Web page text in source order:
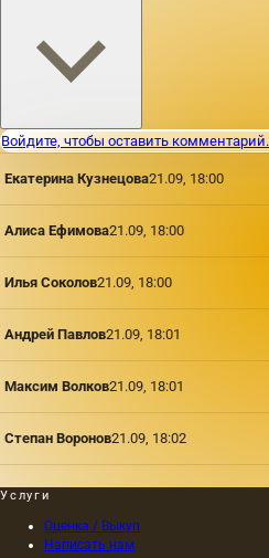
Войдите, чтобы оставить комментарий.
Екатерина Кузнецова21.09, 18:00
Алиса Ефимова21.09, 18:00
Илья Соколов21.09, 18:00
Андрей Павлов21.09, 18:01
Максим Волков21.09, 18:01
Степан Воронов21.09, 18:02
Услуги
Оценка / Выкуп
Написать нам